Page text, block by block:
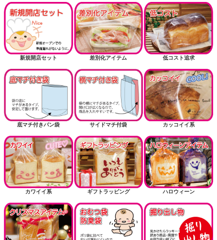
新規開店セット 差別化アイテム 低コスト追求
底マチ付きパン袋 サイドマチ付袋 カッコイイ系
カワイイ系 ギフトラッピング ハロウィーン